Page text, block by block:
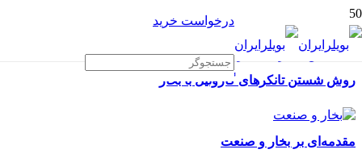
درخواست خرید
روش شستن تانکرهای گازوئیل با بخار
مقدمه‌ای بر بخار و صنعت